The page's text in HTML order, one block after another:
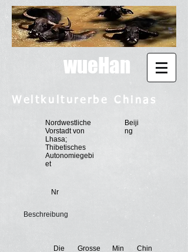
wueHan
Weltkulturerbe Chinas
Nr
Beschreibung
Die Grosse
Min
Chin
Nordwestliche
Vorstadt von
Lhasa;
Thibetisches
Autonomiegebi
et
Beiji
ng